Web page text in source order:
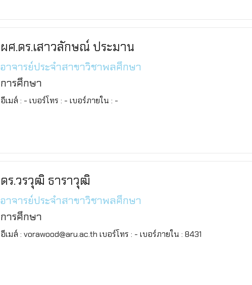
ผศ.ดร.เสาวลักษณ์ ประมาน
อาจารย์ประจำสาขาวิชาพลศึกษา
การศึกษา
อีเมล์ : - เบอร์โทร : - เบอร์ภายใน : -
ดร.วรวุฒิ ธาราวุฒิ
อาจารย์ประจำสาขาวิชาพลศึกษา
การศึกษา
อีเมล์ : vorawood@aru.ac.th เบอร์โทร : - เบอร์ภายใน : 8431